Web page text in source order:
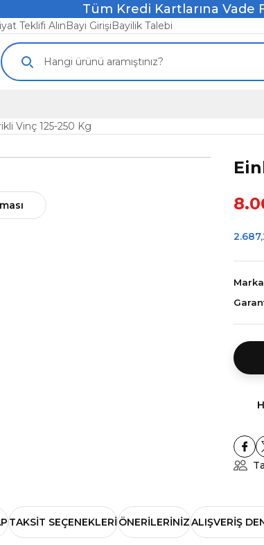
Tüm Kredi Kartlarına Vade
Teklifi AlınBayi GirişiBayilik Talebi
Vinç 125-250 Kg
Marka
TAKSIT SEÇENEKLERIÖNERILERINIZALIŞVERIŞ